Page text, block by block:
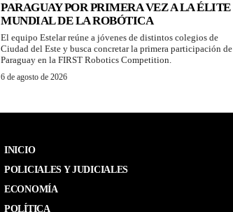
PARAGUAY POR PRIMERA VEZ A LA ÉLITE
MUNDIAL DE LA ROBÓTICA
El equipo Estelar reúne a jóvenes de distintos colegios de
Ciudad del Este y busca concretar la primera participación de
Paraguay en la FIRST Robotics Competition.
6 de agosto de 2026
INICIO
POLICIALES Y JUDICIALES
ECONOMÍA
POLÍTICA